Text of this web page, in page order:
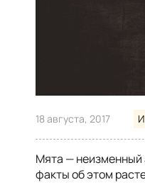
18 августа, 2017
Мята — неизменный
факты об этом